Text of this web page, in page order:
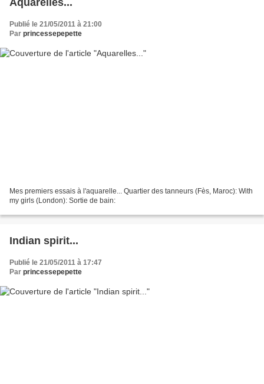
Publié le 21/05/2011 à 21:00
Par princessepepette
Mes premiers essais à l'aquarelle... Quartier des tanneurs (Fès, Maroc): With
my girls (London): Sortie de bain:
Indian spirit...
Publié le 21/05/2011 à 17:47
Par princessepepette